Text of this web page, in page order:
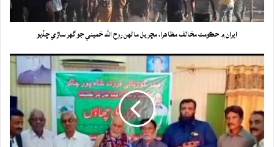
ايران ۾ حڪومت مخالف مظاهرا، مڇريل ماڻهن روح الله خميني جو گهر ساڙي ڇڏيو